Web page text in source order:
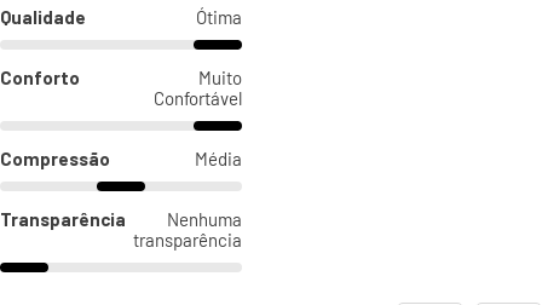
Qualidade Ótima
Conforto
Muito
Confortável
Compressão Média
Transparência
Nenhuma
transparência